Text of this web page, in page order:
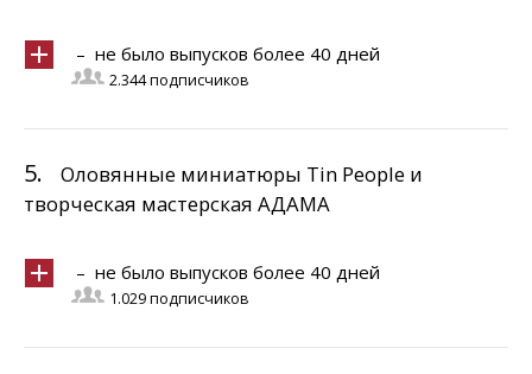
– не было выпусков более 40 дней
2.344 подписчиков
5.
Оловянные миниатюры Tin People и
творческая мастерская АДАМА
– не было выпусков более 40 дней
1.029 подписчиков